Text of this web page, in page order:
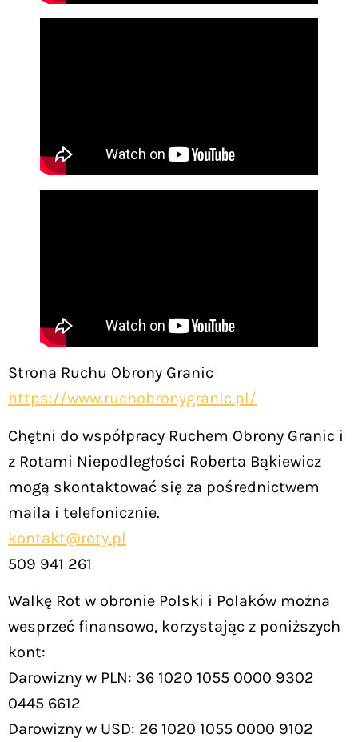
Strona Ruchu Obrony Granic
https://www.ruchobronygranic.pl/
Chętni do współpracy Ruchem Obrony Granic i
z Rotami Niepodległości Roberta Bąkiewicz
mogą skontaktować się za pośrednictwem
maila i telefonicznie.
kontakt@roty.pl
509 941 261
Walkę Rot w obronie Polski i Polaków można
wesprzeć finansowo, korzystając z poniższych
kont:
Darowizny w PLN: 36 1020 1055 0000 9302
0445 6612
Darowizny w USD: 26 1020 1055 0000 9102